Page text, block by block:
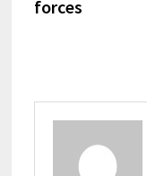
forces